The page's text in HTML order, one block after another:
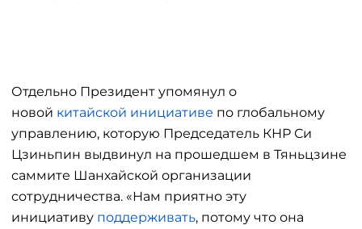
Отдельно Президент упомянул о
новой китайской инициативе по глобальному
управлению, которую Председатель КНР Си
Цзиньпин выдвинул на прошедшем в Тяньцзине
саммите Шанхайской организации
сотрудничества. «Нам приятно эту
инициативу поддерживать, потому что она